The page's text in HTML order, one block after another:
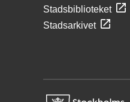
Stadsbiblioteket
Stadsarkivet